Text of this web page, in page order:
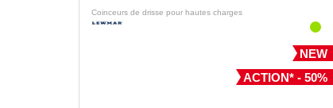
Coinceurs de drisse pour hautes charges
NEW
ACTION* - 50%